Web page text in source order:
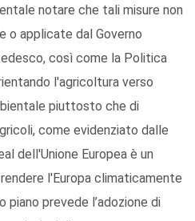
notare che tali misure non
o applicate dal Governo
così come la Politica
l'agricoltura verso
piuttosto che di
come evidenziato dalle
dell'Unione Europea è un
l'Europa climaticamente
prevede l’adozione di